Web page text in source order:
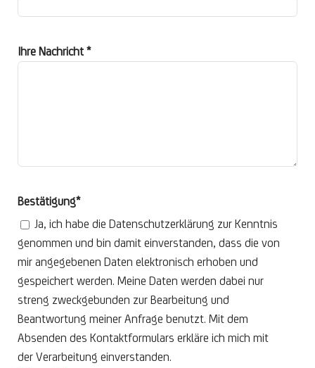
Ihre Nachricht *
Bestätigung*
Ja, ich habe die Datenschutzerklärung zur Kenntnis
genommen und bin damit einverstanden, dass die von
mir angegebenen Daten elektronisch erhoben und
gespeichert werden. Meine Daten werden dabei nur
streng zweckgebunden zur Bearbeitung und
Beantwortung meiner Anfrage benutzt. Mit dem
Absenden des Kontaktformulars erkläre ich mich mit
der Verarbeitung einverstanden.